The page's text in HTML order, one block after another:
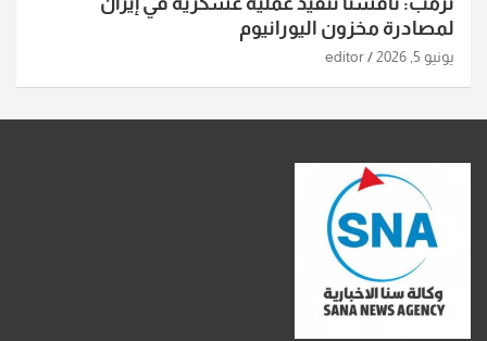
لمصادرة مخزون اليورانيوم
يونيو 5, 2026 editor